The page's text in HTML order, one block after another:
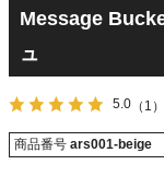
Message
ュ
5.0 （1）
商品番号 ars001-beige